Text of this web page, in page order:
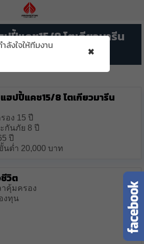
ปี้แคช15/8 โตเกียวมารีน
ฮปปี้แคช15/8โตเกียวมารีน
อง 15 ปี
กันภัย 8 ปี
ปี
นต่ำ 20,000 บาท
วิต
าคุ้มครอง
งทุน
ลังใจให้ทีมงาน ×